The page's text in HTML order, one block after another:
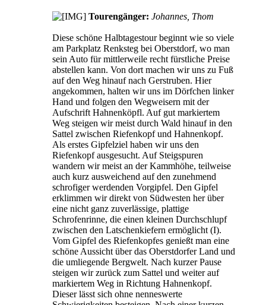
Tourengänger: Johannes, Thom
Diese schöne Halbtagestour beginnt wie so viele
am Parkplatz Renksteg bei Oberstdorf, wo man
sein Auto für mittlerweile recht fürstliche Preise
abstellen kann. Von dort machen wir uns zu Fuß
auf den Weg hinauf nach Gerstruben. Hier
angekommen, halten wir uns im Dörfchen linker
Hand und folgen den Wegweisern mit der
Aufschrift Hahnenköpfl. Auf gut markiertem
Weg steigen wir meist durch Wald hinauf in den
Sattel zwischen Riefenkopf und Hahnenkopf.
Als erstes Gipfelziel haben wir uns den
Riefenkopf ausgesucht. Auf Steigspuren
wandern wir meist an der Kammhöhe, teilweise
auch kurz ausweichend auf den zunehmend
schrofiger werdenden Vorgipfel. Den Gipfel
erklimmen wir direkt von Südwesten her über
eine nicht ganz zuverlässige, plattige
Schrofenrinne, die einen kleinen Durchschlupf
zwischen den Latschenkiefern ermöglicht (I).
Vom Gipfel des Riefenkopfes genießt man eine
schöne Aussicht über das Oberstdorfer Land und
die umliegende Bergwelt. Nach kurzer Pause
steigen wir zurück zum Sattel und weiter auf
markiertem Weg in Richtung Hahnenkopf.
Dieser lässt sich ohne nenneswerte